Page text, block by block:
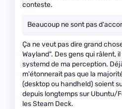
conteste.
Beaucoup ne sont pas
Ça ne veut pas dire grand
Wayland". Des gens qui râlent,
systemd de ma perception.
m'étonnerait pas que la
(desktop ou handheld) soient
depuis longtemps sur Ubuntu/
les Steam Deck.